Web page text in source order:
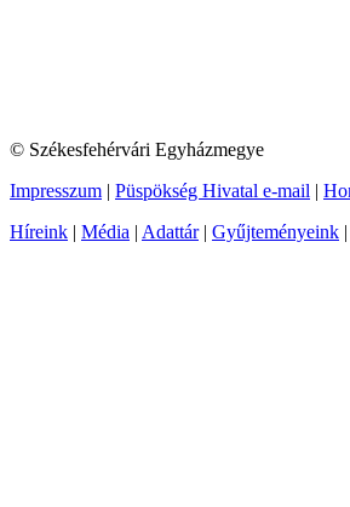
© Székesfehérvári Egyházmegye
Impresszum | Püspökség Hivatal e-mail |
Híreink | Média | Adattár| Gyűjteményeink |